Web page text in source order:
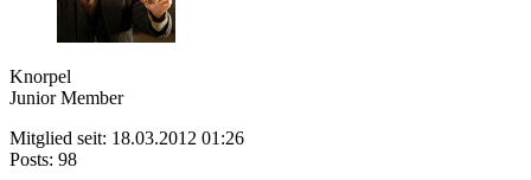
Knorpel
Junior Member
Mitglied seit: 18.03.2012 01:26
Posts: 98